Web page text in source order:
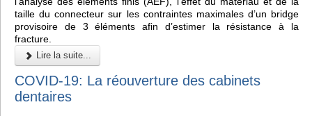
taille du connecteur sur les contraintes maximales d’un bridge
provisoire de 3 éléments afin d’estimer la résistance à la
fracture.
Lire la suite...
COVID-19: La réouverture des cabinets
dentaires